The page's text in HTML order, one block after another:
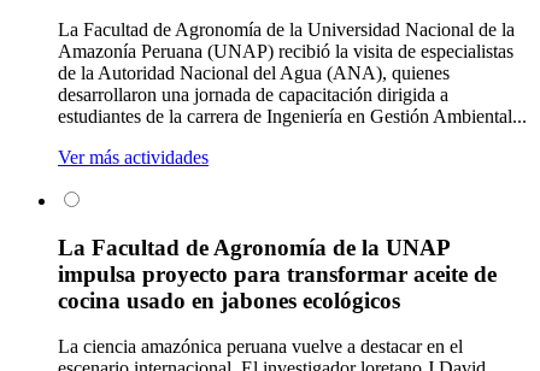
La Facultad de Agronomía de la Universidad Nacional de la
Amazonía Peruana (UNAP) recibió la visita de especialistas
de la Autoridad Nacional del Agua (ANA), quienes
desarrollaron una jornada de capacitación dirigida a
estudiantes de la carrera de Ingeniería en Gestión Ambiental...
Ver más actividades
La Facultad de Agronomía de la UNAP
impulsa proyecto para transformar aceite de
cocina usado en jabones ecológicos
La ciencia amazónica peruana vuelve a destacar en el